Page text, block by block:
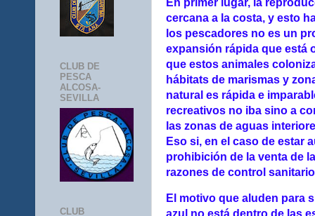
En primer lugar, la
cercana a la costa, y esto
los pescadores no es un
expansión rápida que está
que estos animales
hábitats de marismas y
natural es rápida e
recreativos no iba sino a
las zonas de aguas
Eso si, en el caso de estar
prohibición de la venta de
razones de control
El motivo que aluden para
CLUB DE
PESCA
ALCOSA-
SEVILLA
CLUB